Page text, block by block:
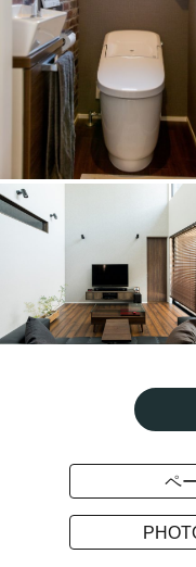
ペ